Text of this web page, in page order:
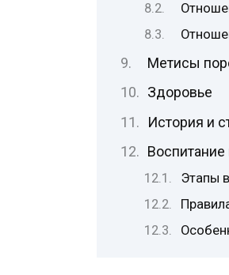
Метисы
Здоровье
История и
Этапы